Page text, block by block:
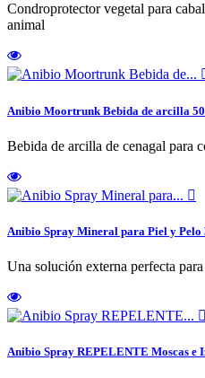
Condroprotector vegetal para
animal
Anibio Moortrunk Bebida de arcilla
Bebida de arcilla de cenagal para

Anibio Spray Mineral para Piel y Pelo
Una solución externa perfecta

Anibio Spray REPELENTE Moscas e